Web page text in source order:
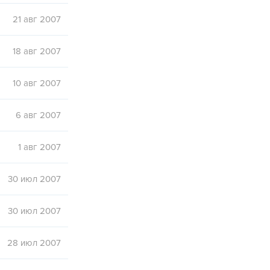
21 авг 2007
18 авг 2007
10 авг 2007
6 авг 2007
1 авг 2007
30 июл 2007
30 июл 2007
28 июл 2007